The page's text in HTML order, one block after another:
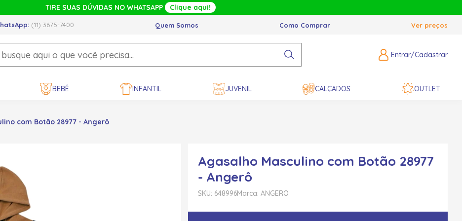
TIRE SUAS DÚVIDAS NO WHATSAPP Clique aqui!
(11) 3675-7400 Quem Somos Como Comprar Ver preços
Entrar/Cadastrar
BEBÊ INFANTIL JUVENIL CALÇADOS OUTLET
com Botão 28977 - Angerô
Agasalho Masculino com Botão 28977
- Angerô
SKU: 648996Marca: ANGERO